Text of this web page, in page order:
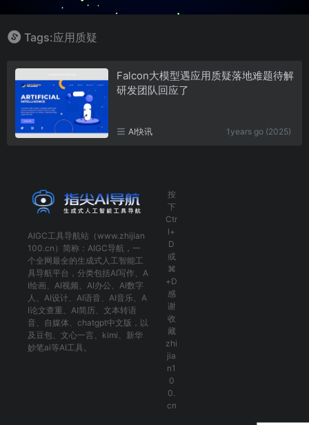
Tags:应用质疑
Falcon大模型遇应用质疑落地难题待解
研发团队回应了
AI快讯 1years go (2025)
AIGC工具导航站（www.zhijian
100.cn）简称： AIGC导航 ，一
个全网最全的生成式人工智能工
具导航平台，分类包括AI写作 、 A
I绘画 、 AI视频 、 AI办公 、 AI数字
人 、 AI设计、 AI语音、 AI音乐、 A
I论文查重 、 AI简历 、 文本转语
音、 自媒体 、 chatgpt中文版 ，以
及 豆包、 文心一言 、 kimi 、 新华
妙笔ai等AI工具。
按
下
Ctr
l+
D
或
⌘
+D
感
谢
收
藏
zhi
jia
n1
0
0.
cn